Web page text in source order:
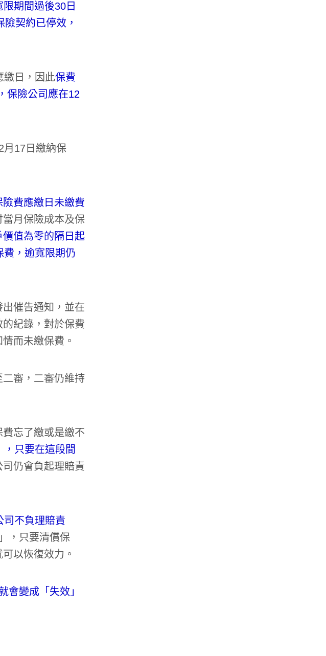
期間過後30日
契約已停效，
繳日，因此保費
保險公司應在12
月17日繳納保
費應繳日未繳費
當月保險成本及保
價值為零的隔日起
費，逾寬限期仍
催告通知，並在
紀錄，對於保費
而未繳保費。
審，二審仍維持
忘了繳或是繳不
只要在這段間
司仍會負起理賠責
司不負理賠責
，只要清償保
以恢復效力。
會變成「失效」